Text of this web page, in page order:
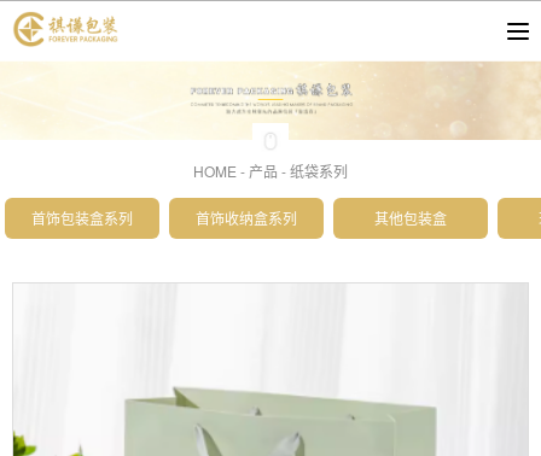
HOME - 产品 -纸袋系列
首饰包装盒系列 首饰收纳盒系列 其他包装盒